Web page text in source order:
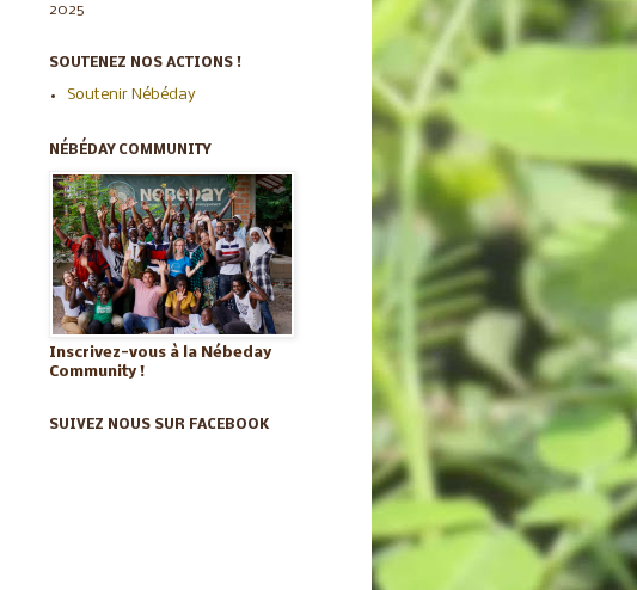
2025
SOUTENEZ NOS ACTIONS !
Soutenir Nébéday
NÉBÉDAY COMMUNITY
Inscrivez-vous à la Nébeday
Community !
SUIVEZ NOUS SUR FACEBOOK